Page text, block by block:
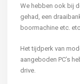
We hebben ook bij
gehad, een
boormachine etc. etc.
Het tijdperk van
aangeboden PC’s
drive.